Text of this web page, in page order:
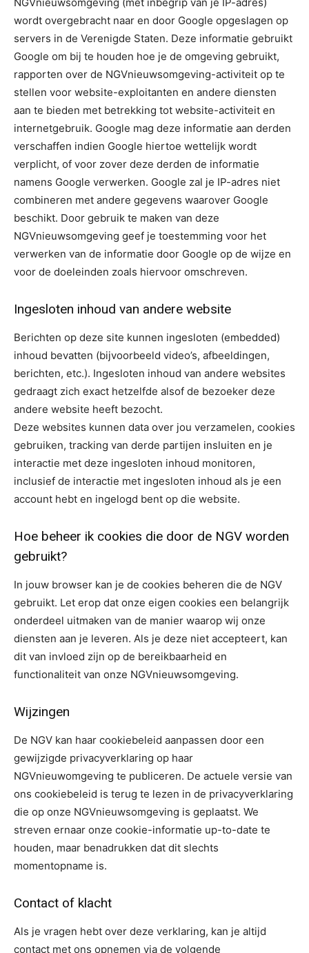
wordt overgebracht naar en door Google opgeslagen op
servers in de Verenigde Staten. Deze informatie gebruikt
Google om bij te houden hoe je de omgeving gebruikt,
rapporten over de NGVnieuwsomgeving-activiteit op te
stellen voor website-exploitanten en andere diensten
aan te bieden met betrekking tot website-activiteit en
internetgebruik. Google mag deze informatie aan derden
verschaffen indien Google hiertoe wettelijk wordt
verplicht, of voor zover deze derden de informatie
namens Google verwerken. Google zal je IP-adres niet
combineren met andere gegevens waarover Google
beschikt. Door gebruik te maken van deze
NGVnieuwsomgeving geef je toestemming voor het
verwerken van de informatie door Google op de wijze en
voor de doeleinden zoals hiervoor omschreven.
Ingesloten inhoud van andere website
Berichten op deze site kunnen ingesloten (embedded)
inhoud bevatten (bijvoorbeeld video’s, afbeeldingen,
berichten, etc.). Ingesloten inhoud van andere websites
gedraagt zich exact hetzelfde alsof de bezoeker deze
andere website heeft bezocht.
Deze websites kunnen data over jou verzamelen, cookies
gebruiken, tracking van derde partijen insluiten en je
interactie met deze ingesloten inhoud monitoren,
inclusief de interactie met ingesloten inhoud als je een
account hebt en ingelogd bent op die website.
Hoe beheer ik cookies die door de NGV worden
gebruikt?
In jouw browser kan je de cookies beheren die de NGV
gebruikt. Let erop dat onze eigen cookies een belangrijk
onderdeel uitmaken van de manier waarop wij onze
diensten aan je leveren. Als je deze niet accepteert, kan
dit van invloed zijn op de bereikbaarheid en
functionaliteit van onze NGVnieuwsomgeving.
Wijzingen
De NGV kan haar cookiebeleid aanpassen door een
gewijzigde privacyverklaring op haar
NGVnieuwomgeving te publiceren. De actuele versie van
ons cookiebeleid is terug te lezen in de privacyverklaring
die op onze NGVnieuwsomgeving is geplaatst. We
streven ernaar onze cookie-informatie up-to-date te
houden, maar benadrukken dat dit slechts
momentopname is.
Contact of klacht
Als je vragen hebt over deze verklaring, kan je altijd
contact met ons opnemen via de volgende